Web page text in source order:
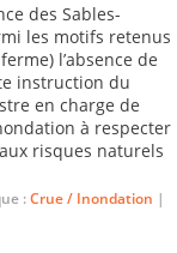
des Sables-
les motifs retenus
l’absence de
instruction du
en charge de
à respecter
risques naturels
:Crue / Inondation |